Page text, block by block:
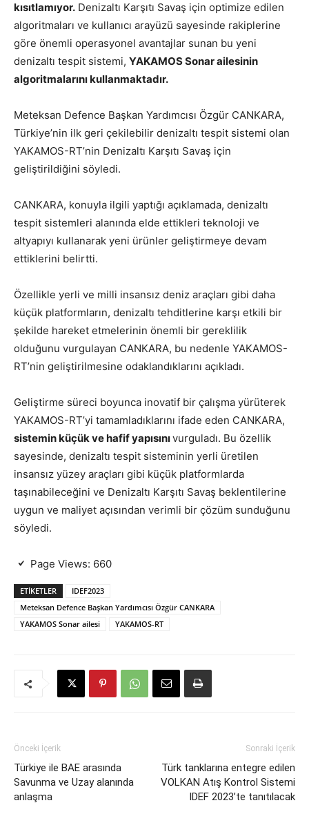
kısıtlamıyor. Denizaltı Karşıtı Savaş için optimize edilen
algoritmaları ve kullanıcı arayüzü sayesinde rakiplerine
göre önemli operasyonel avantajlar sunan bu yeni
denizaltı tespit sistemi, YAKAMOS Sonar ailesinin
algoritmalarını kullanmaktadır.
Meteksan Defence Başkan Yardımcısı Özgür CANKARA,
Türkiye’nin ilk geri çekilebilir denizaltı tespit sistemi olan
YAKAMOS-RT’nin Denizaltı Karşıtı Savaş için
geliştirildiğini söyledi.
CANKARA, konuyla ilgili yaptığı açıklamada, denizaltı
tespit sistemleri alanında elde ettikleri teknoloji ve
altyapıyı kullanarak yeni ürünler geliştirmeye devam
ettiklerini belirtti.
Özellikle yerli ve milli insansız deniz araçları gibi daha
küçük platformların, denizaltı tehditlerine karşı etkili bir
şekilde hareket etmelerinin önemli bir gereklilik
olduğunu vurgulayan CANKARA, bu nedenle YAKAMOS-
RT’nin geliştirilmesine odaklandıklarını açıkladı.
Geliştirme süreci boyunca inovatif bir çalışma yürüterek
YAKAMOS-RT’yi tamamladıklarını ifade eden CANKARA,
sistemin küçük ve hafif yapısınıvurguladı. Bu özellik
sayesinde, denizaltı tespit sisteminin yerli üretilen
insansız yüzey araçları gibi küçük platformlarda
taşınabileceğini ve Denizaltı Karşıtı Savaş beklentilerine
uygun ve maliyet açısından verimli bir çözüm sunduğunu
söyledi.
Page Views: 660
ETIKETLER
IDEF2023
Meteksan Defence Başkan Yardımcısı Özgür CANKARA
YAKAMOS Sonar ailesi
YAKAMOS-RT
Önceki İçerik
Türkiye ile BAE arasında
Savunma ve Uzay alanında
anlaşma
Sonraki İçerik
Türk tanklarına entegre edilen
VOLKAN Atış Kontrol Sistemi
IDEF 2023’te tanıtılacak